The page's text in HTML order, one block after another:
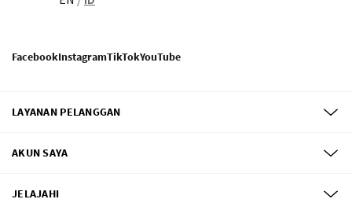
FacebookInstagramTikTokYouTube
LAYANAN PELANGGAN
AKUN SAYA
JELAJAHI